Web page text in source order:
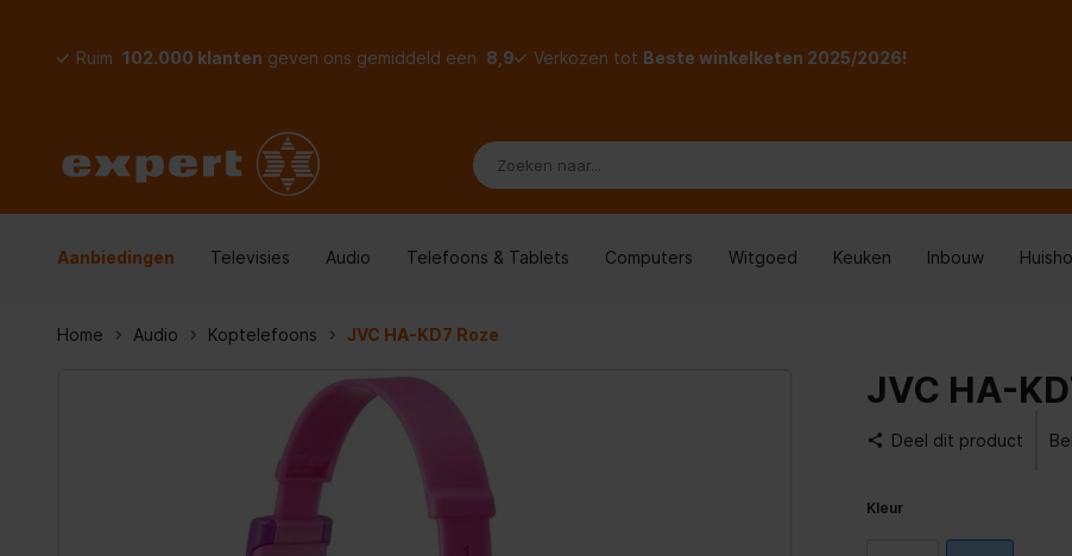
Ruim 102.000 klanten geven ons gemiddeld een 8,9 Verkozen tot Beste winkelketen 2025/2026!
Aanbiedingen Televisies Audio Telefoons & Tablets Computers Witgoed Keuken Inbouw
Home Audio Koptelefoons JVC HA-KD7 Roze
JVC HA-
Deel dit product
Kleur